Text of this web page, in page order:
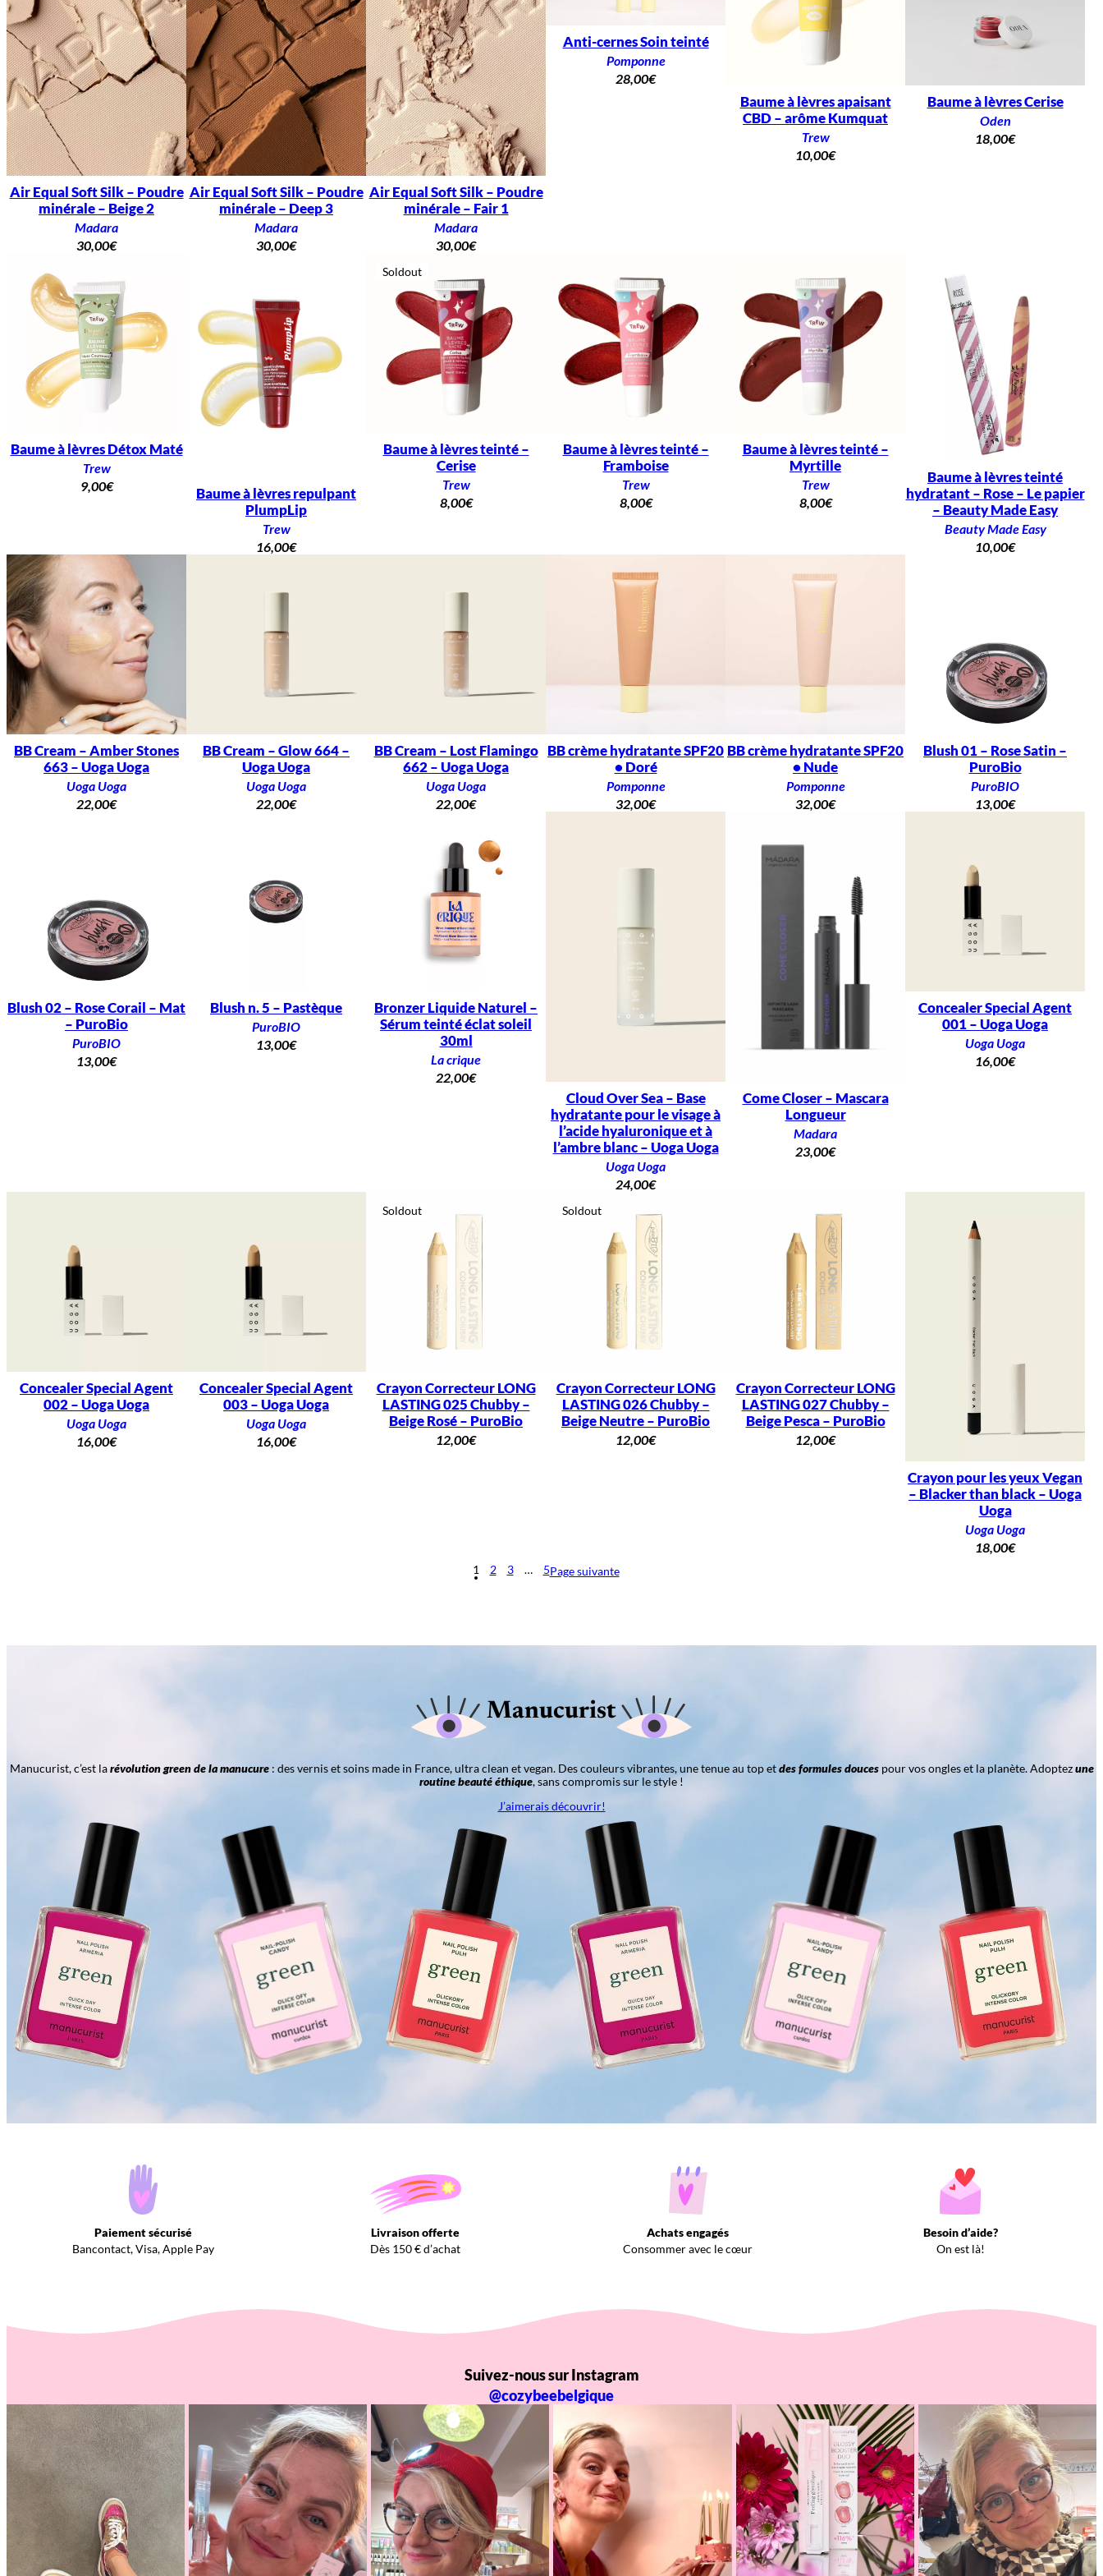
Air Equal Soft Silk – Poudre
minérale – Beige 2
Madara
30,00€
Air Equal Soft Silk – Poudre
minérale – Deep 3
Madara
30,00€
Air Equal Soft Silk – Poudre
minérale – Fair 1
Madara
30,00€
Anti-cernes Soin teinté
Pomponne
28,00€
Baume à lèvres apaisant
CBD – arôme Kumquat
Trew
10,00€
Baume à lèvres Cerise
Oden
18,00€
Baume à lèvres Détox Maté
Trew
9,00€
Baume à lèvres repulpant
PlumpLip
Trew
16,00€
Soldout
Baume à lèvres teinté –
Cerise
Trew
8,00€
Baume à lèvres teinté –
Framboise
Trew
8,00€
Baume à lèvres teinté –
Myrtille
Trew
8,00€
Baume à lèvres teinté
hydratant – Rose – Le papier
– Beauty Made Easy
Beauty Made Easy
10,00€
BB Cream – Amber Stones
663 – Uoga Uoga
Uoga Uoga
22,00€
BB Cream – Glow 664 –
Uoga Uoga
Uoga Uoga
22,00€
BB Cream – Lost Flamingo
662 – Uoga Uoga
Uoga Uoga
22,00€
BB crème hydratante SPF20
• Doré
Pomponne
32,00€
BB crème hydratante SPF20
• Nude
Pomponne
32,00€
Blush 01 – Rose Satin –
PuroBio
PuroBIO
13,00€
Blush 02 – Rose Corail – Mat
– PuroBio
PuroBIO
13,00€
Blush n. 5 – Pastèque
PuroBIO
13,00€
Bronzer Liquide Naturel –
Sérum teinté éclat soleil
30ml
La crique
22,00€
Cloud Over Sea – Base
hydratante pour le visage à
l’acide hyaluronique et à
l’ambre blanc – Uoga Uoga
Uoga Uoga
24,00€
Come Closer – Mascara
Longueur
Madara
23,00€
Concealer Special Agent
001 – Uoga Uoga
Uoga Uoga
16,00€
Concealer Special Agent
002 – Uoga Uoga
Uoga Uoga
16,00€
Concealer Special Agent
003 – Uoga Uoga
Uoga Uoga
16,00€
Soldout
Crayon Correcteur LONG
LASTING 025 Chubby –
Beige Rosé – PuroBio
12,00€
Soldout
Crayon Correcteur LONG
LASTING 026 Chubby –
Beige Neutre – PuroBio
12,00€
Crayon Correcteur LONG
LASTING 027 Chubby –
Beige Pesca – PuroBio
12,00€
Crayon pour les yeux Vegan
– Blacker than black – Uoga
Uoga
Uoga Uoga
18,00€
1 2 3 … 5Page suivante
Manucurist
Manucurist, c’est larévolution green de la manucure: des vernis et soins made in France, ultra clean et vegan. Des couleurs vibrantes, une tenue au top etdes formules doucespour vos ongles et la planète. Adoptezune
routine beauté éthique, sans compromis sur le style !
J’aimerais découvrir!
Paiement sécurisé
Bancontact, Visa, Apple Pay
Livraison offerte
Dès 150 € d’achat
Achats engagés
Consommer avec le cœur
Besoin d’aide?
On est là!
Suivez-nous sur Instagram
@cozybeebelgique